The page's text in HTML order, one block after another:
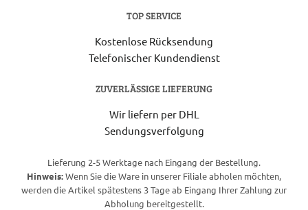
TOP SERVICE
Kostenlose Rücksendung
Telefonischer Kundendienst
ZUVERLÄSSIGE LIEFERUNG
Wir liefern per DHL
Sendungsverfolgung
Lieferung 2-5 Werktage nach Eingang der Bestellung.
Hinweis:Wenn Sie die Ware in unserer Filiale abholen möchten,
werden die Artikel spätestens 3 Tage ab Eingang Ihrer Zahlung zur
Abholung bereitgestellt.